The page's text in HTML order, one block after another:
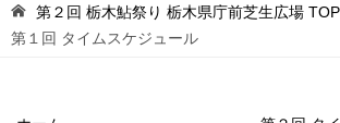
第２回 栃木鮎祭り 栃木県庁前芝生広場 TOP
第１回 タイムスケジュール